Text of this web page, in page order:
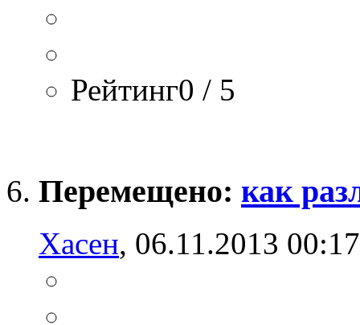
Рейтинг0 / 5
Перемещено: как
Хасен, 06.11.2013 00:17